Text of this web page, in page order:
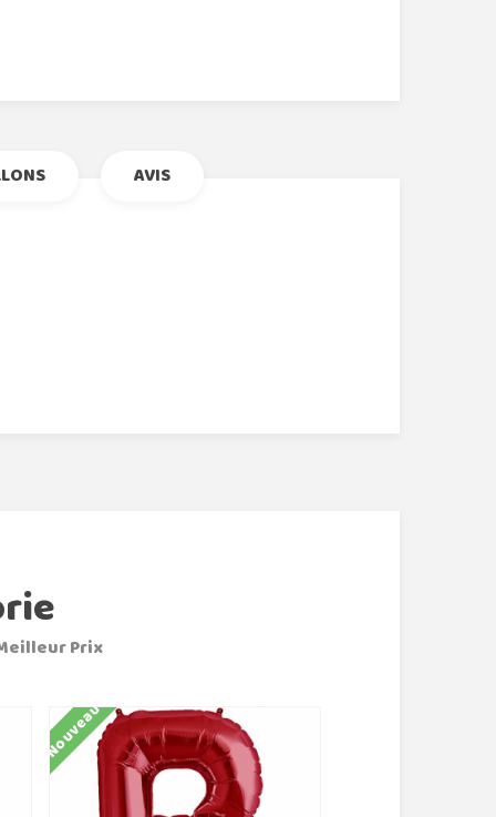
AVIS
Prix
Nouveau